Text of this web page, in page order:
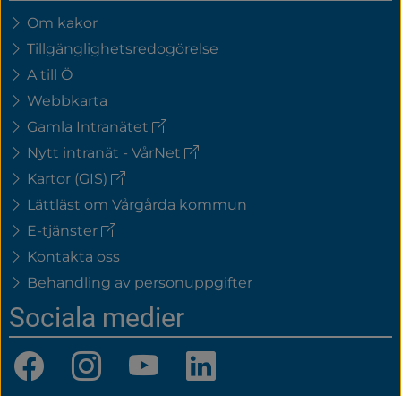
Om kakor
Tillgänglighetsredogörelse
A till Ö
Webbkarta
Gamla Intranätet (extern
Nytt intranät - VårNet (extern
Kartor (GIS) (extern
länk)
Lättläst om Vårgårda kommun
E-tjänster (extern
Kontakta oss
Behandling av personuppgifter
Sociala medier
FacebookInstagramYouTubeLinkedIn